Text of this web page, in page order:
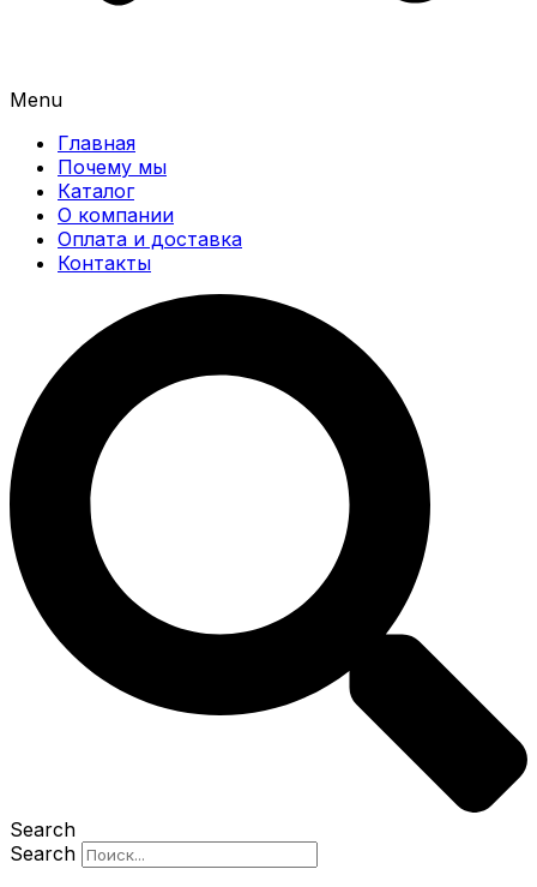
Menu
Главная
Почему мы
Каталог
О компании
Оплата и доставка
Контакты
Search
Search